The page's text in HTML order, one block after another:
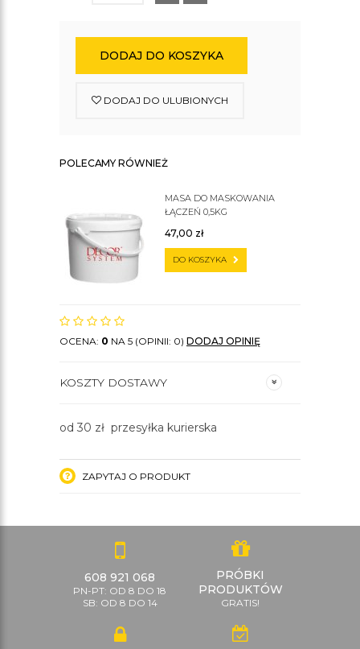
DODAJ DO KOSZYKA
DODAJ DO ULUBIONYCH
POLECAMY RÓWNIEŻ
MASA DO MASKOWANIA
ŁĄCZEŃ 0,5KG
47,00 zł
DO KOSZYKA
OCENA: 0 NA 5 (OPINII: 0) DODAJ OPINIĘ
KOSZTY DOSTAWY
od 30 zł przesyłka kurierska
ZAPYTAJ O PRODUKT
608 921 068
PN-PT: OD 8 DO 18
SB: OD 8 DO 14
PRÓBKI
PRODUKTÓW
GRATIS!